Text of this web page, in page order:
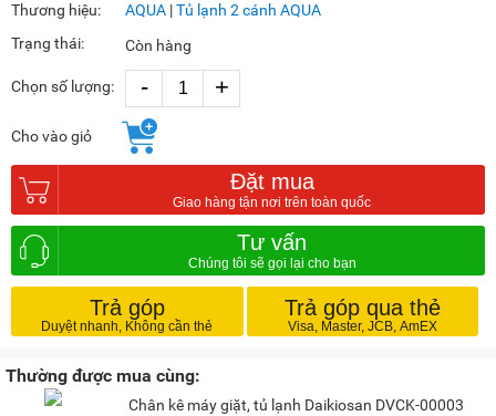
Thương hiệu: AQUA |Tủ lạnh 2 cánh AQUA
Trạng thái:
Còn hàng
Chọn số lượng: - +
Cho vào giỏ
Đặt mua
Tư vấn
Trả góp Trả góp qua thẻ
Thường được mua cùng:
Chân kê máy giặt, tủ lạnh Daikiosan DVCK-00003